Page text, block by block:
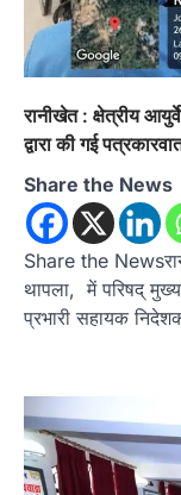
रानीखेत : क्षेत्रीय
द्वारा की गई
Share the News
Share the
थापला, में परिषद्
प्रभारी सहायक